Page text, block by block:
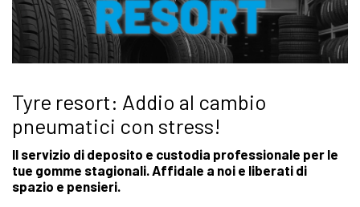
Tyre resort: Addio al cambio
pneumatici con stress!
Il servizio di deposito e custodia professionale per le
tue gomme stagionali. Affidale a noi e liberati di
spazio e pensieri.